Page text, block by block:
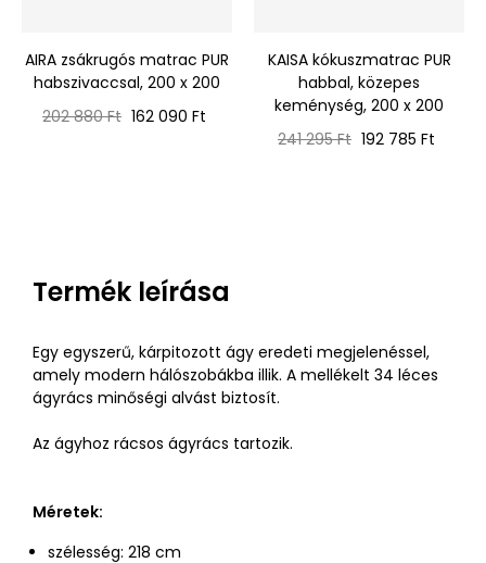
AIRA zsákrugós matrac PUR
habszivaccsal, 200 x 200
Normál
202 880 Ft Ár
162 090 Ft
KAISA kókuszmatrac PUR
habbal, közepes
keménység, 200 x 200
Normál
241 295 Ft Ár
192 785 Ft
Termék leírása
Egy egyszerű, kárpitozott ágy eredeti megjelenéssel,
amely modern hálószobákba illik. A mellékelt 34 léces
ágyrács minőségi alvást biztosít.
Az ágyhoz rácsos ágyrács tartozik.
Méretek:
szélesség: 218 cm